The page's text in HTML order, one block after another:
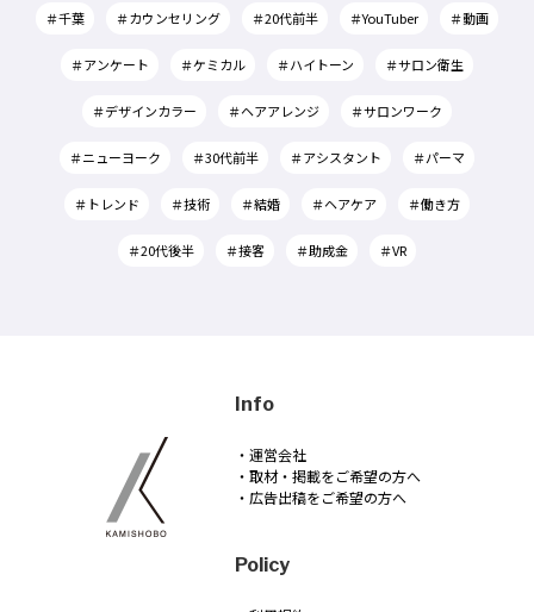
＃千葉 ＃カウンセリング ＃20代前半 ＃YouTuber ＃動画
＃アンケート ＃ケミカル ＃ハイトーン ＃サロン衛生
＃デザインカラー ＃ヘアアレンジ ＃サロンワーク
＃ニューヨーク ＃30代前半 ＃アシスタント ＃パーマ
＃トレンド ＃技術 ＃結婚 ＃ヘアケア ＃働き方
＃20代後半 ＃接客 ＃助成金 ＃VR
Info
・運営会社
・取材・掲載をご希望の方へ
・広告出稿をご希望の方へ
Policy